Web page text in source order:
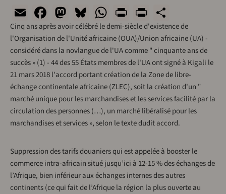
EmailFacebook
Mastodon
Bluesky
WhatsApp
Print
Cinq ans après avoir célébré le demi-siècle d'existence de
l'Organisation de l'Unité africaine (OUA)/Union africaine (UA) -
considéré dans la novlangue de l'UA comme " cinquante ans de
succès » (1) - 44 des 55 États membres de l'UA ont signé à Kigali le
21 mars 2018 l'accord portant création de la Zone de libre-
échange continentale africaine (ZLEC), soit la création d'un "
marché unique pour les marchandises et les services facilité par la
circulation des personnes (…), un marché libéralisé pour les
marchandises et services », selon le texte dudit accord.
Suppression des tarifs douaniers qui est appelée à booster le
commerce intra-africain situé jusqu’ici à 12-15 % des échanges de
l’Afrique, bien inférieur aux échanges internes des autres
continents (ce qui fait de l’Afrique la région la plus ouverte au